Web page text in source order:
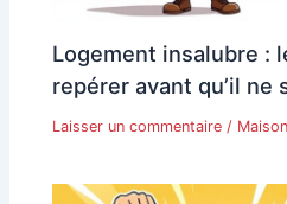
Logement insalubre :
repérer avant qu’il ne
Laisser un commentaire /